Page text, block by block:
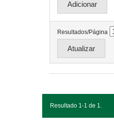
Resultados/Página
Resultado 1-1 de 1.